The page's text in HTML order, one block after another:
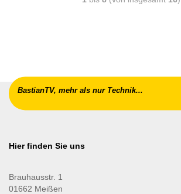
BastianTV, mehr als nur Technik...
Hier finden Sie uns
Brauhausstr. 1
01662 Meißen